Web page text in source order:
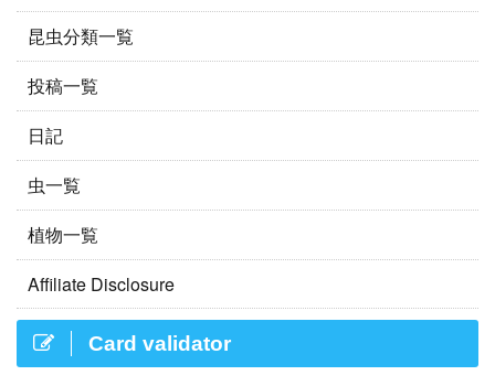
昆虫分類一覧
投稿一覧
日記
虫一覧
植物一覧
Affiliate Disclosure
Card validator